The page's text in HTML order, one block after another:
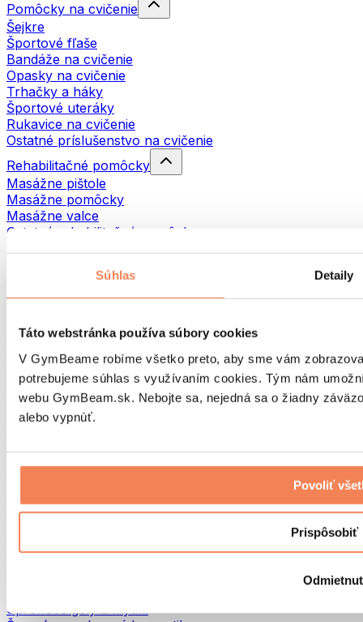
Súhlas Detaily
Táto webstránka používa súbory cookies
V GymBeame robíme všetko preto, aby sme vám
potrebujeme súhlas s využívaním cookies. Tým nám
webu GymBeam.sk. Nebojte sa, nejedná sa o žiadny
alebo vypnúť.
Povoliť
Prispôsobiť
Pomôcky na cvičenie
Šejkre
Športové fľaše
Bandáže na cvičenie
Opasky na cvičenie
Trhačky a háky
Športové uteráky
Rukavice na cvičenie
Ostatné príslušenstvo na cvičenie
Rehabilitačné pomôcky
Masážne pištole
Masážne pomôcky
Masážne valce
Ostatné rehabilitačné pomôcky
Tašky a batohy
Tašky na jedlo a príslušenstvo
Pomôcky podľa aktivity
Beh
Bojové športy
Cyklistika
Joga a pilates
Otužovanie
Turistika
Vodné filtre a kanvice
Pracie prostriedky
Sprchové gély a mydlá